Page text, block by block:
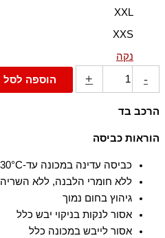
XXL
XXS
נקה
-
+ הוספה לסל
הרכב בד
הוראות כביסה
כביסה עדינה במכונה עד-30°C
ללא חומרי הלבנה, ללא השריה
גיהוץ בחום נמוך
אסור לנקות בניקוי יבש כלל
אסור לייבש במכונה כלל